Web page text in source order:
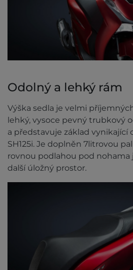
Odolný a lehký rám
Výška sedla je velmi
lehký, vysoce pevný trubkový
a představuje základ vynikající
SH125i. Je doplněn 7litrovou
rovnou podlahou pod nohama
další úložný prostor.